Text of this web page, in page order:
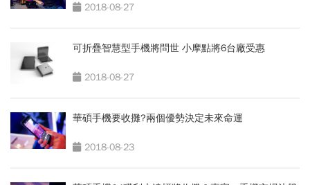
2018-08-27
可折疊智慧型手機將問世 小摩點將6台廠受惠
2018-08-27
華碩手機要收攤?兩個優勢決定未來命運
2018-08-23